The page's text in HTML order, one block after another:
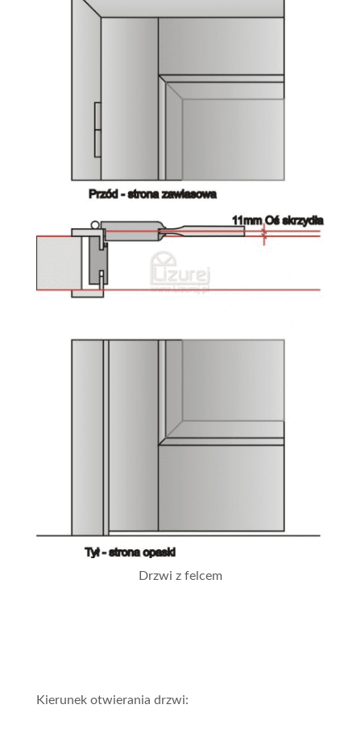
Drzwi z felcem
Kierunek otwierania drzwi: